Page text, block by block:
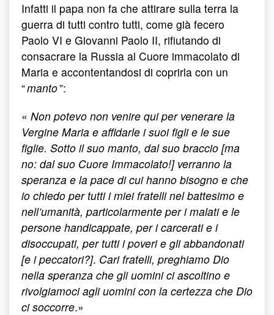
Infatti il papa non fa che attirare sulla terra la
guerra di tutti contro tutti, come già fecero
Paolo VI e Giovanni Paolo II, rifiutando di
consacrare la Russia al Cuore immacolato di
Maria e accontentandosi di coprirla con un
“manto”:
« Non potevo non venire qui per venerare la
Vergine Maria e affidarle i suoi figli e le sue
figlie. Sotto il suo manto, dal suo braccio [ma
no: dal suo Cuore Immacolato!] verranno la
speranza e la pace di cui hanno bisogno e che
io chiedo per tutti i miei fratelli nel battesimo e
nell’umanità, particolarmente per i malati e le
persone handicappate, per i carcerati e i
disoccupati, per tutti i poveri e gli abbandonati
[e i peccatori?]. Cari fratelli, preghiamo Dio
nella speranza che gli uomini ci ascoltino e
rivolgiamoci agli uomini con la certezza che Dio
ci soccorre.»